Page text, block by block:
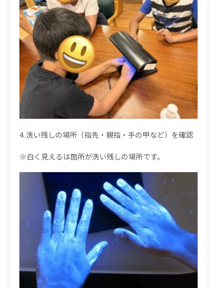
4.洗い残しの場所（指先・親指・手の甲など）を確認
※白く見えるは箇所が洗い残しの場所です。